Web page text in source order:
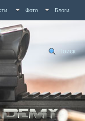
Фото Блоги
Поиск